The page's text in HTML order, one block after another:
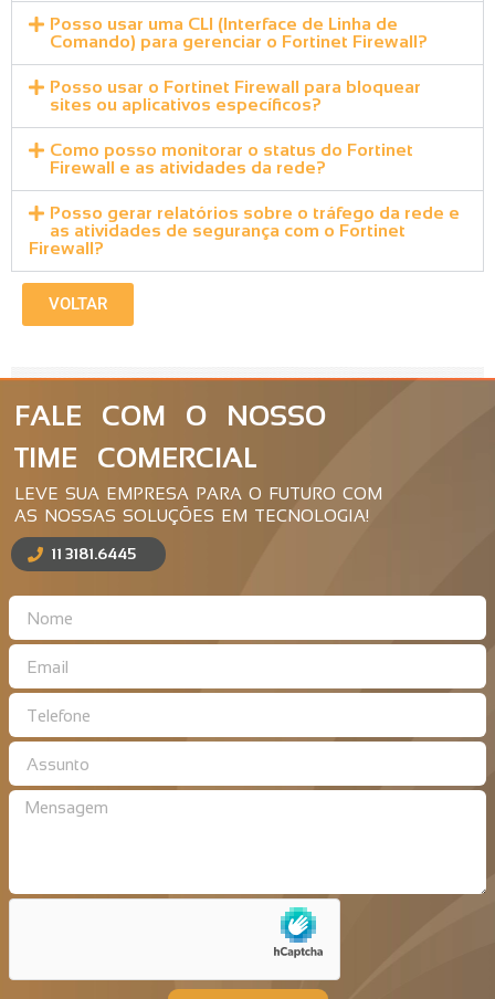
Posso usar uma CLI (Interface de Linha de
Comando) para gerenciar o Fortinet Firewall?
Posso usar o Fortinet Firewall para bloquear
sites ou aplicativos específicos?
Como posso monitorar o status do Fortinet
Firewall e as atividades da rede?
Posso gerar relatórios sobre o tráfego da rede e
as atividades de segurança com o Fortinet
Firewall?
VOLTAR
FALE COM O NOSSO
TIME COMERCIAL
LEVE SUA EMPRESA PARA O FUTURO COM
AS NOSSAS SOLUÇÕES EM TECNOLOGIA!
11 3181.6445